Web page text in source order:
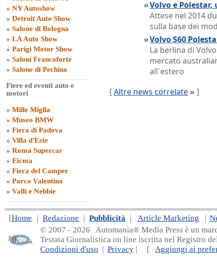
» NY Autoshow
» Detroit Auto Show
» Salone di Bologna
» LA Auto Show
» Parigi Motor Show
» Saloni Francoforte
» Salone di Pechino
Fiere ed eventi auto e
motori
» Mille Miglia
» Museo BMW
» Fiera di Padova
» Villa d'Este
» Roma Supercar
» Eicma
» Fiera del Camper
» Parco Valentino
» Valli e Nebbie
»Volvo e
Attese nel 2014
sulla base dei
»Volvo S60
La berlina di
mercato
all´estero
[Altre news correlate » ]
[Home | Redazione | Pubblicità | Article Marketing |
© 2007 - 2026 Automania® Media Press è un
Testata Giornalistica on line iscritta nel Registro
Condizioni d'uso | Privacy | [ Aggiungi ai